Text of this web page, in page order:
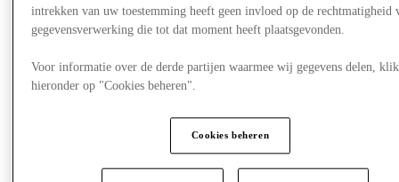
Nieuws
Kinderspeelparadijs
intrekken van uw toestemming heeft geen invloed op de rechtmatigheid
gegevensverwerking die tot dat moment heeft plaatsgevonden.
Voor informatie over de derde partijen waarmee wij gegevens delen,
hieronder op "Cookies beheren".
Cookies beheren